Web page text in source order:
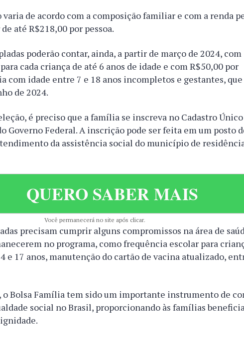
de acordo com a composição familiar e com a renda
até R$218,00 por pessoa.
poderão contar, ainda, a partir de março de 2024, com
cada criança de até 6 anos de idade e com R$50,00 por
com idade entre 7 e 18 anos incompletos e gestantes, que
de 2024.
é preciso que a família se inscreva no Cadastro
Governo Federal. A inscrição pode ser feita em um posto
da assistência social do município de
QUERO SABER MAIS
Você permanecerá no site após clicar.
precisam cumprir alguns compromissos na área de
no programa, como frequência escolar para
e 17 anos, manutenção do cartão de vacina atualizado,
o Bolsa Família tem sido um importante instrumento de
social no Brasil, proporcionando às famílias